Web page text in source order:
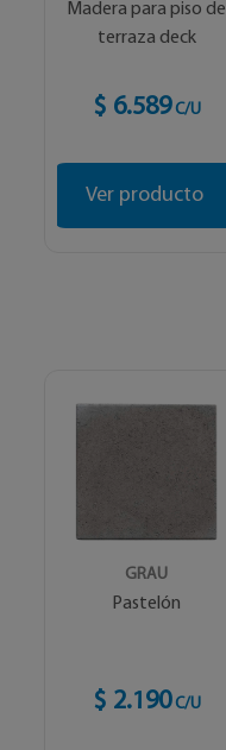
Madera para piso de
terraza deck
$ 6.589 C/U
Ver producto
GRAU
Pastelón
$ 2.190 C/U